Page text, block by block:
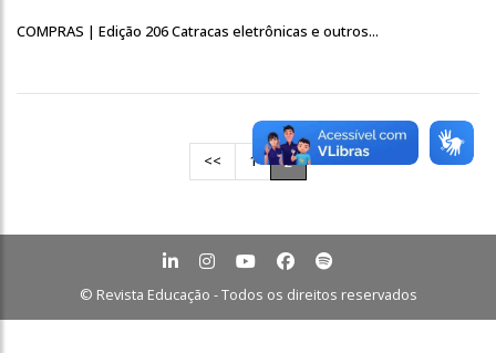
COMPRAS | Edição 206 Catracas eletrônicas e outros...
<< 1 2
© Revista Educação - Todos os direitos reservados